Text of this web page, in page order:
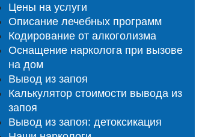
Цены на услуги
Описание лечебных программ
Кодирование от алкоголизма
Оснащение нарколога при вызове
на дом
Вывод из запоя
Калькулятор стоимости вывода из
запоя
Вывод из запоя: детоксикация